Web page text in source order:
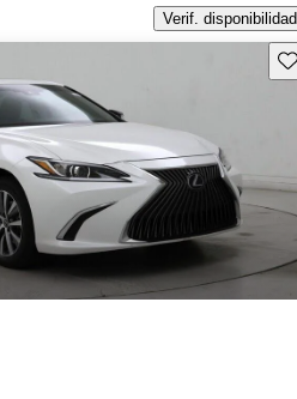
Verif. disponibilidad